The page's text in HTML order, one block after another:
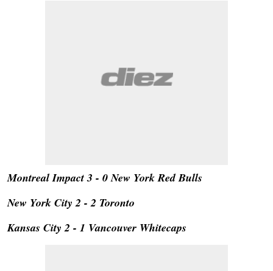
Montreal Impact 3 - 0 New York Red Bulls
New York City 2 - 2 Toronto
Kansas City 2 - 1 Vancouver Whitecaps